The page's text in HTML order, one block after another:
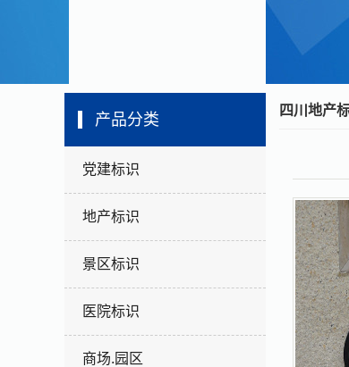
产品分类
党建标识
地产标识
景区标识
医院标识
商场.园区
四川地产